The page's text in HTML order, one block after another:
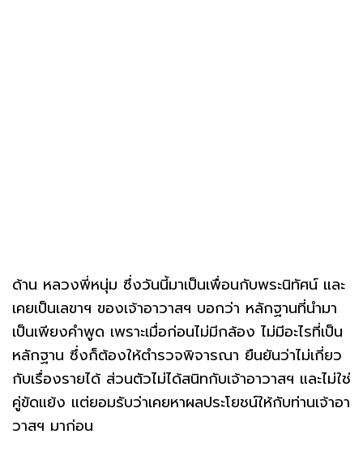
ด้าน หลวงพี่หนุ่ม ซึ่งวันนี้มาเป็นเพื่อนกับพระนิทัศน์ และ
เคยเป็นเลขาฯ ของเจ้าอาวาสฯ บอกว่า หลักฐานที่นำมา
เป็นเพียงคำพูด เพราะเมื่อก่อนไม่มีกล้อง ไม่มีอะไรที่เป็น
หลักฐาน ซึ่งก็ต้องให้ตำรวจพิจารณา ยืนยันว่าไม่เกี่ยว
กับเรื่องรายได้ ส่วนตัวไม่ได้สนิทกับเจ้าอาวาสฯ และไม่ใช่
คู่ขัดแย้ง แต่ยอมรับว่าเคยหาผลประโยชน์ให้กับท่านเจ้าอา
วาสฯ มาก่อน